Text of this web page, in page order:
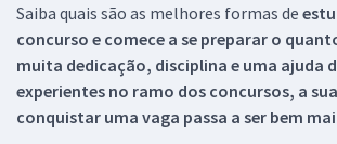
Saiba quais são as melhores formas de
concurso e comece a se preparar o
muita dedicação, disciplina e uma ajuda
experientes no ramo dos concursos, a
conquistar uma vaga passa a ser bem